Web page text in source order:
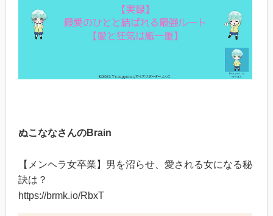
ぬこななさんのBrain
【メンヘラ女卒業】男を沼らせ、愛される女になる秘
訣は？
https://brmk.io/RbxT